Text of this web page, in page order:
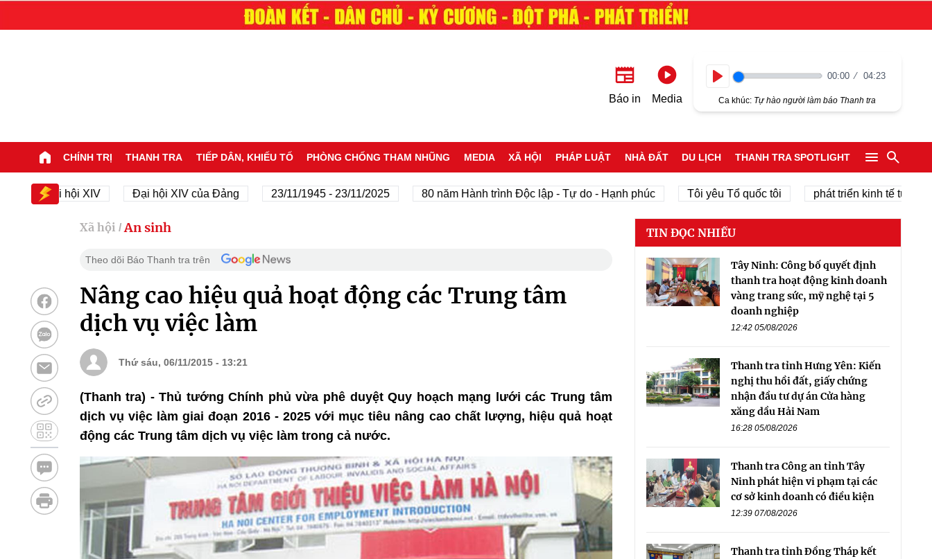
Báo in Media
00:00 04:23
Ca khúc: Tự hào người làm báo Thanh tra
CHÍNH TRỊ THANH TRA TIẾP DÂN, KHIẾU TỐ PHÒNG CHỐNG THAM NHŨNG MEDIA XÃ HỘI PHÁP LUẬT NHÀ ĐẤT DU LỊCH THANH TRA SPOTLIGHT
Đại hội XIV Đại hội XIV của Đảng 23/11/1945 - 23/11/2025 80 năm Hành trình Độc lập - Tự do - Hạnh phúc Tôi yêu Tổ quốc tôi phát triển kinh tế tư nhân
Xã hội / An sinh
Theo dõi Báo Thanh tra trên
Nâng cao hiệu quả hoạt động các Trung tâm
dịch vụ việc làm
Thứ sáu, 06/11/2015 - 13:21
(Thanh tra) - Thủ tướng Chính phủ vừa phê duyệt Quy hoạch mạng lưới các Trung tâm
dịch vụ việc làm giai đoạn 2016 - 2025 với mục tiêu nâng cao chất lượng, hiệu quả hoạt
động các Trung tâm dịch vụ việc làm trong cả nước.
TIN ĐỌC NHIỀU
Tây Ninh: Công bố quyết định
thanh tra hoạt động kinh doanh
vàng trang sức, mỹ nghệ tại 5
doanh nghiệp
12:42 05/08/2026
Thanh tra tỉnh Hưng Yên: Kiến
nghị thu hồi đất, giấy chứng
nhận đầu tư dự án Cửa hàng
xăng dầu Hải Nam
16:28 05/08/2026
Thanh tra Công an tỉnh Tây
Ninh phát hiện vi phạm tại các
cơ sở kinh doanh có điều kiện
12:39 07/08/2026
Thanh tra tỉnh Đồng Tháp kết